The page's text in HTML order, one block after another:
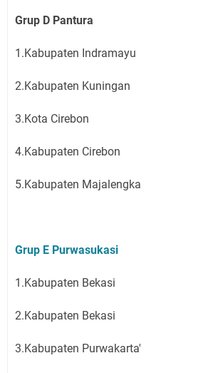
Grup D Pantura
1.Kabupaten Indramayu
2.Kabupaten Kuningan
3.Kota Cirebon
4.Kabupaten Cirebon
5.Kabupaten Majalengka
Grup E Purwasukasi
1.Kabupaten Bekasi
2.Kabupaten Bekasi
3.Kabupaten Purwakarta'